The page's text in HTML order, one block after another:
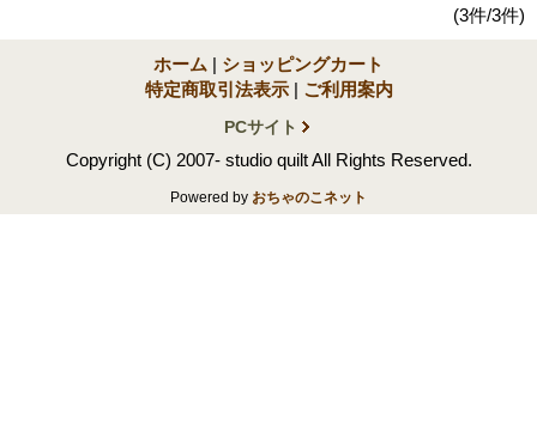
(3件/3件)
ホーム | ショッピングカート
特定商取引法表示 | ご利用案内
PCサイト
Copyright (C) 2007- studio quilt All Rights Reserved.
Powered by おちゃのこネット